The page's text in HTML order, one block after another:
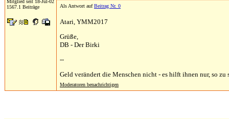
Mitglied seit 18-Jul-02
1567.1 Beiträge
Als Antwort aufBeitrag Nr. 0
Atari, YMM2017
Grüße,
DB - Der Birki
--
Geld verändert die Menschen nicht - es hilft ihnen nur, so zu
Moderatoren benachrichtigen